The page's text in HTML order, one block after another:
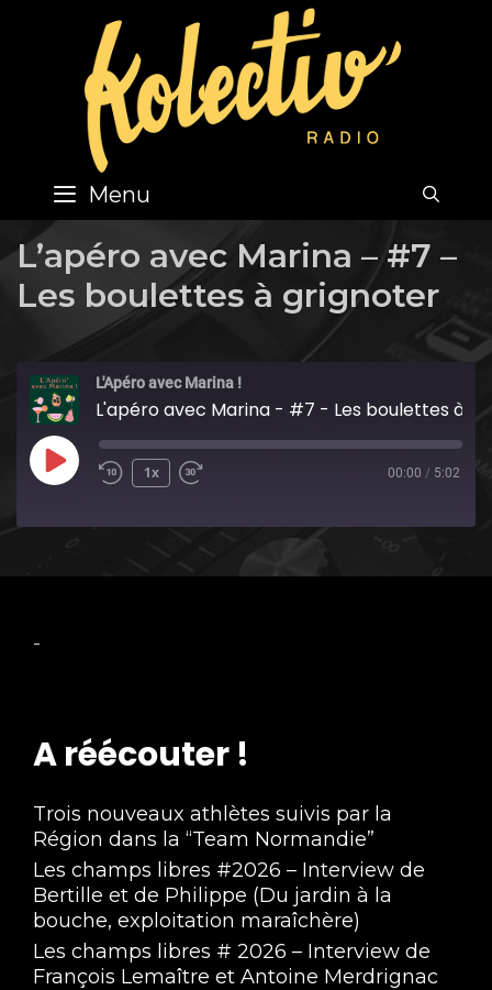
content
Menu
L’apéro avec Marina – #7 –
Les boulettes à grignoter
L'Apéro avec Marina !
Play
1x 00:00 / 5:02
-
A réécouter !
Trois nouveaux athlètes suivis par la
Région dans la “Team Normandie”
Les champs libres #2026 – Interview de
Bertille et de Philippe (Du jardin à la
bouche, exploitation maraîchère)
Les champs libres # 2026 – Interview de
François Lemaître et Antoine Merdrignac